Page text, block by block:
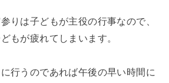
りは子どもが主役の行事なので、
もが疲れてしまいます。
行うのであれば午後の早い時間に